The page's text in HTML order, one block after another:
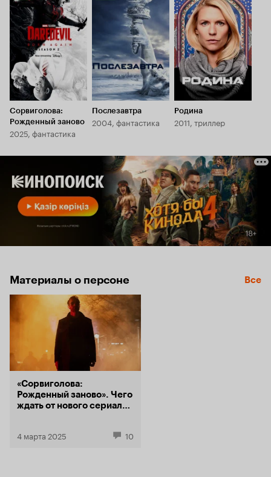
Кинопоиска
7.3
Сорвиголова:
Рожденный заново
2025, фантастика
Кинопоиска
Послезавтра
2004, фантастика
Кинопоиска
8.1
Родина
2011, триллер
Материалы о персоне Все
«Сорвиголова:
Рожденный заново». Чего
ждать от нового сериала
4 марта 2025 10